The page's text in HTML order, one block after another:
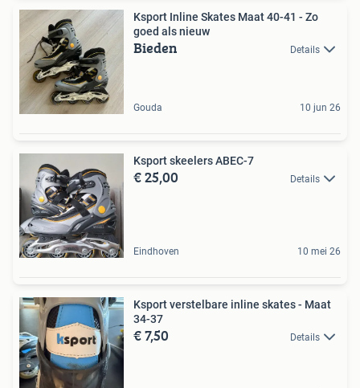
Ksport Inline Skates Maat 40-41 - Zo
goed als nieuw
Bieden Details
Gouda 10 jun 26
Ksport skeelers ABEC-7
€ 25,00 Details
Eindhoven 10 mei 26
Ksport verstelbare inline skates - Maat
34-37
€ 7,50 Details